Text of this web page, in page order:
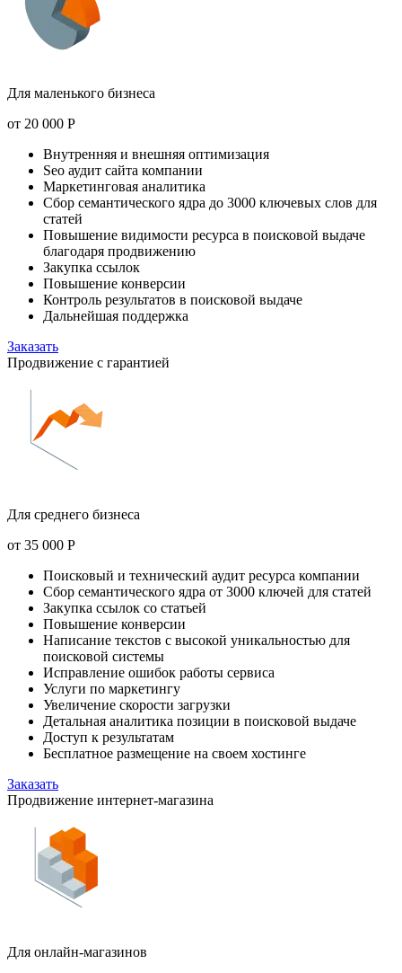
Для маленького бизнеса
от 20 000 Р
Внутренняя и внешняя оптимизация
Seo аудит сайта компании
Маркетинговая аналитика
Сбор семантического ядра до 3000 ключевых слов для
статей
Повышение видимости ресурса в поисковой выдаче
благодаря продвижению
Закупка ссылок
Повышение конверсии
Контроль результатов в поисковой выдаче
Дальнейшая поддержка
Заказать
Продвижение с гарантией
Для среднего бизнеса
от 35 000 Р
Поисковый и технический аудит ресурса компании
Сбор семантического ядра от 3000 ключей для статей
Закупка ссылок со статьей
Повышение конверсии
Написание текстов с высокой уникальностью для
поисковой системы
Исправление ошибок работы сервиса
Услуги по маркетингу
Увеличение скорости загрузки
Детальная аналитика позиции в поисковой выдаче
Доступ к результатам
Бесплатное размещение на своем хостинге
Заказать
Продвижение интернет-магазина
Для онлайн-магазинов